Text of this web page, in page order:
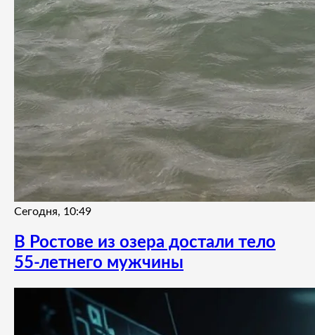
Сегодня, 10:49
В Ростове из озера достали тело
55-летнего мужчины